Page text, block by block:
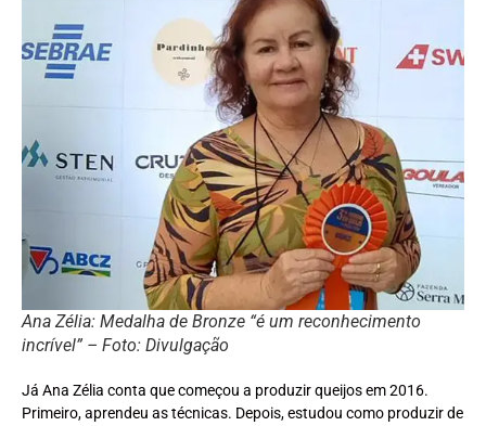
Ana Zélia: Medalha de Bronze “é um reconhecimento
incrível” – Foto: Divulgação
Já Ana Zélia conta que começou a produzir queijos em 2016.
Primeiro, aprendeu as técnicas. Depois, estudou como produzir de